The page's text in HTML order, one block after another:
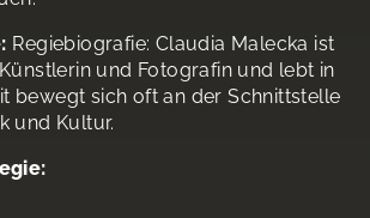
Regiebiografie: Claudia Malecka ist
und Fotografin und lebt in
bewegt sich oft an der Schnittstelle
und Kultur.